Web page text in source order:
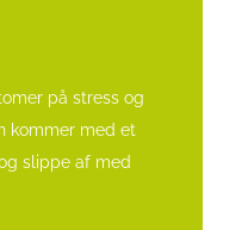
på stress og
kommer med et
slippe af med